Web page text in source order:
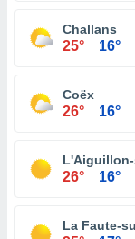
Challans
25° 16°
Coëx
26° 16°
26° 16°
La Faute-